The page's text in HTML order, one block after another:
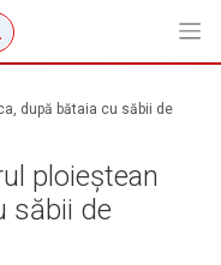
după bătaia cu săbii de
ploieștean
săbii de